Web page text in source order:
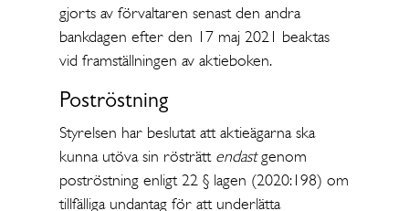
gjorts av förvaltaren senast den andra
bankdagen efter den 17 maj 2021 beaktas
vid framställningen av aktieboken.
Poströstning
Styrelsen har beslutat att aktieägarna ska
kunna utöva sin rösträtt endastgenom
poströstning enligt 22 § lagen (2020:198) om
tillfälliga undantag för att underlätta